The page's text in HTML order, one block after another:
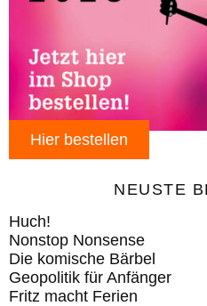
Hier bestellen
NEUSTE
Huch!
Nonstop Nonsense
Die komische Bärbel
Geopolitik für Anfänger
Fritz macht Ferien